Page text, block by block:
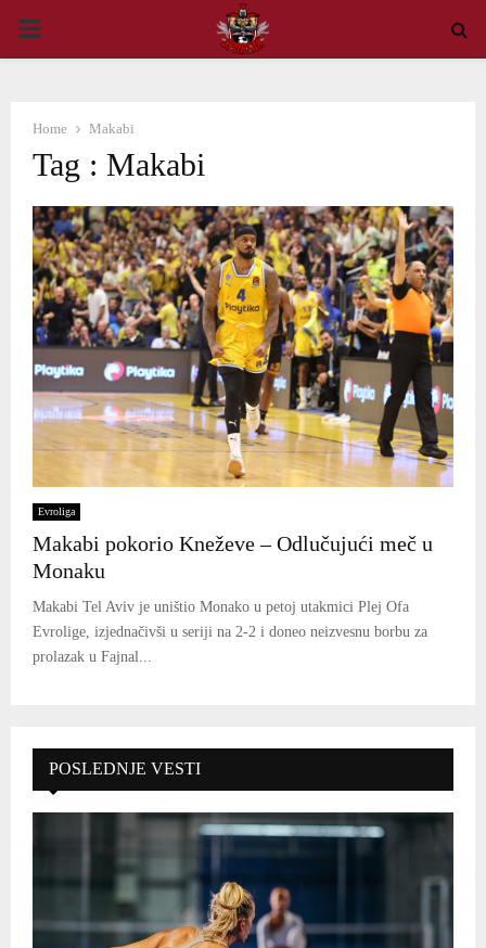
PRIMARY
Home Makabi
Tag : Makabi
Evroliga
Makabi pokorio Kneževe – Odlučujući meč u
Monaku
Makabi Tel Aviv je uništio Monako u petoj utakmici Plej Ofa
Evrolige, izjednačivši u seriji na 2-2 i doneo neizvesnu borbu za
prolazak u Fajnal...
POSLEDNJE VESTI